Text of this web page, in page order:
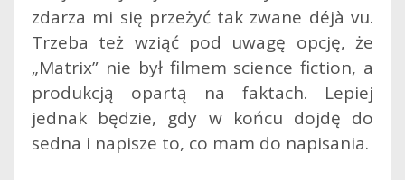
zdarza mi się przeżyć tak zwane déjà vu.
Trzeba też wziąć pod uwagę opcję, że
„Matrix” nie był filmem science fiction, a
produkcją opartą na faktach. Lepiej
jednak będzie, gdy w końcu dojdę do
sedna i napisze to, co mam do napisania.